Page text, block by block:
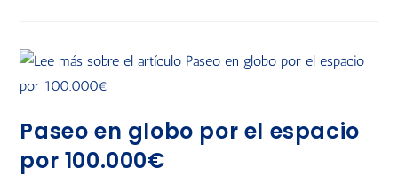
Paseo en globo por el espacio
por 100.000€